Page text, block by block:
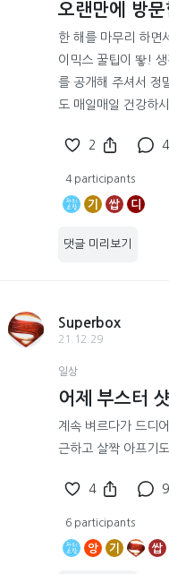
오랜만에 방
한 해를 마무리 하면
이믹스 꿀팁이 뙇!
를 공개해 주셔서 정
도 매일매일 건강하시
2 4
4 participants
기 쌉 디
댓글 미리보기
Superbox
21.12.29
일상
어제 부스터
계속 벼르다가 드디
근하고 살짝 아프기
4 9
6 participants
앙 기 쌉